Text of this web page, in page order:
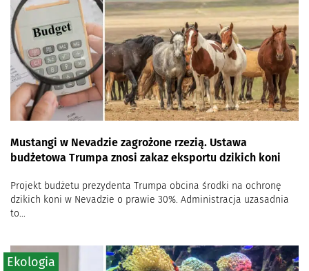
Mustangi w Nevadzie zagrożone rzezią. Ustawa
budżetowa Trumpa znosi zakaz eksportu dzikich koni
Projekt budżetu prezydenta Trumpa obcina środki na ochronę
dzikich koni w Nevadzie o prawie 30%. Administracja uzasadnia
to...
Ekologia